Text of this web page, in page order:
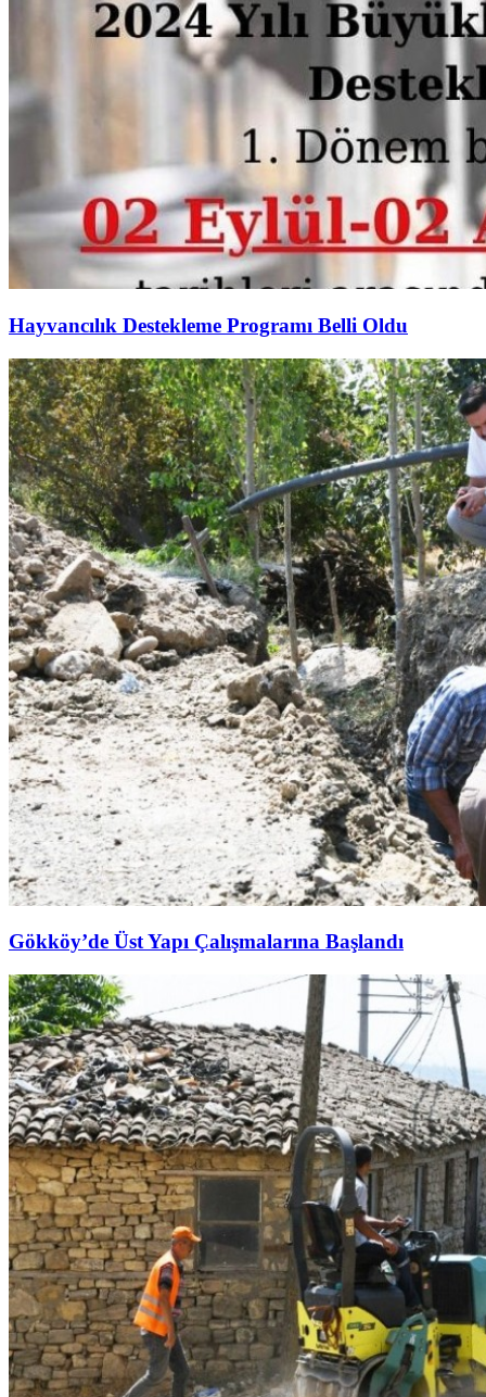
Hayvancılık Destekleme Programı Belli Oldu
Gökköy’de Üst Yapı Çalışmalarına Başlandı